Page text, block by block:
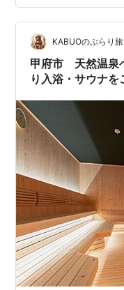
を終えて、 夜は甲
を楽しみました。
700円でしたが 訪れ
KABUOのぶらり
甲府市 天然温泉
り入浴・サウナ